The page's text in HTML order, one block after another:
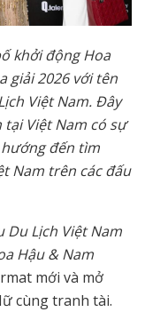
khởi động Hoa
giải 2026 với tên
Việt Nam. Đây
tại Việt Nam có sự
đến tìm
Nam trên các đấu
Du Lịch Việt Nam
Hậu & Nam
mới và mở
cùng tranh tài.